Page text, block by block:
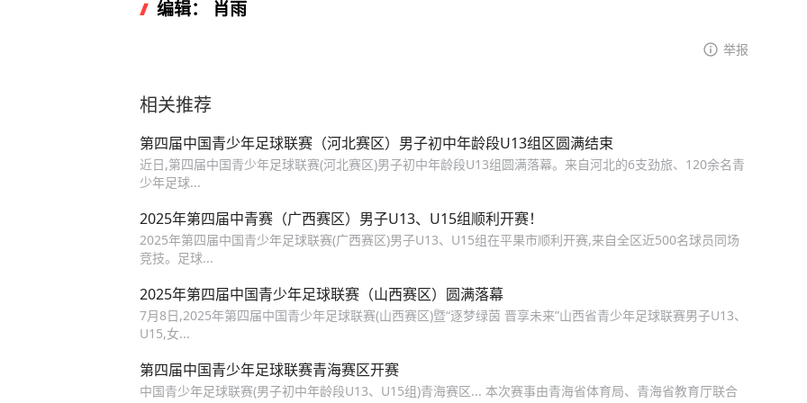
编辑： 肖雨
举报
相关推荐
第四届中国青少年足球联赛（河北赛区）男子初中年龄段U13组区圆满结束
近日,第四届中国青少年足球联赛(河北赛区)男子初中年龄段U13组圆满落幕。来自河北的6支劲旅、120余名青
少年足球...
2025年第四届中青赛（广西赛区）男子U13、U15组顺利开赛！
2025年第四届中国青少年足球联赛(广西赛区)男子U13、U15组在平果市顺利开赛,来自全区近500名球员同场
竞技。足球...
2025年第四届中国青少年足球联赛（山西赛区）圆满落幕
7月8日,2025年第四届中国青少年足球联赛(山西赛区)暨“逐梦绿茵 晋享未来”山西省青少年足球联赛男子U13、
U15,女...
第四届中国青少年足球联赛青海赛区开赛
中国青少年足球联赛(男子初中年龄段U13、U15组)青海赛区... 本次赛事由青海省体育局、青海省教育厅联合